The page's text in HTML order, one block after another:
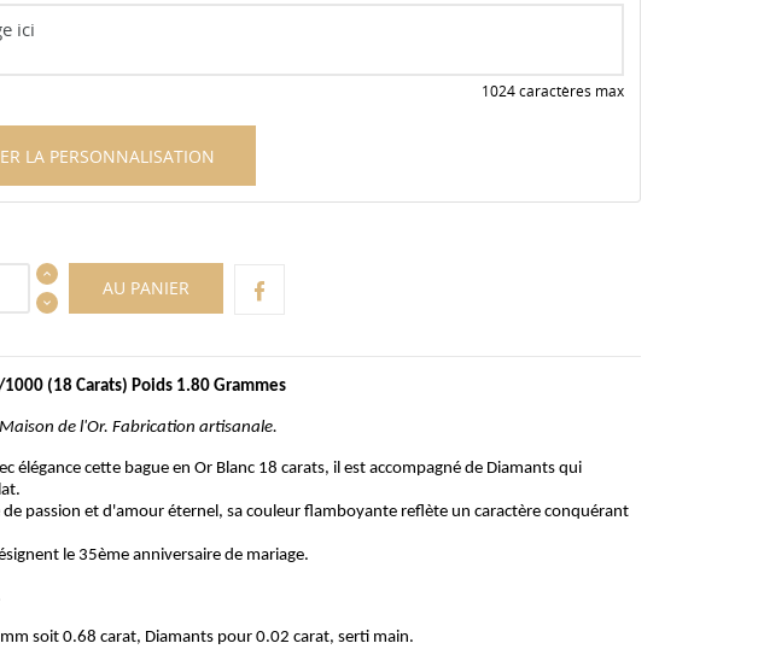
1024 caractères max
LA PERSONNALISATION
AU PANIER
1000 (18 Carats) Poids 1.80 Grammes
de l'Or. Fabrication artisanale.
élégance cette bague en Or Blanc 18 carats, il est accompagné de Diamants qui
de passion et d'amour éternel, sa couleur flamboyante reflète un caractère conquérant
le 35ème anniversaire de mariage.
soit 0.68 carat, Diamants pour 0.02 carat, serti main.